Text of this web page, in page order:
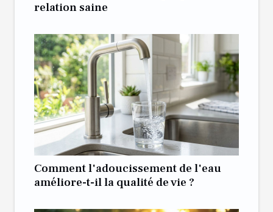
relation saine
Comment l'adoucissement de l'eau
améliore-t-il la qualité de vie ?